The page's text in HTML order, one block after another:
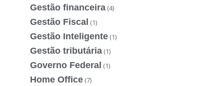
Gestão financeira (4)
Gestão Fiscal (1)
Gestão Inteligente (1)
Gestão tributária (1)
Governo Federal (1)
Home Office (7)